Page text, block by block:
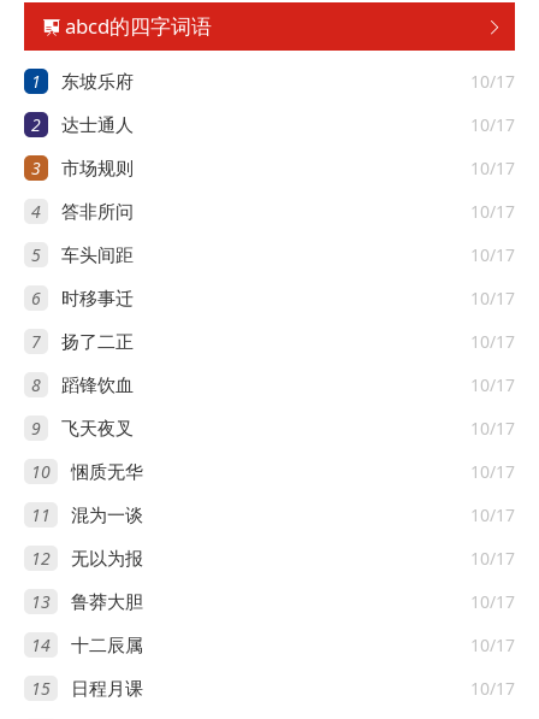

 abcd的四字词语
1 10/17
东坡乐府
2 10/17
达士通人
3 10/17
市场规则
4 10/17
答非所问
5 10/17
车头间距
6 10/17
时移事迁
7 10/17
扬了二正
8 10/17
蹈锋饮血
9 10/17
飞天夜叉
10 10/17
悃质无华
11 10/17
混为一谈
12 10/17
无以为报
13 10/17
鲁莽大胆
14 10/17
十二辰属
15 10/17
日程月课